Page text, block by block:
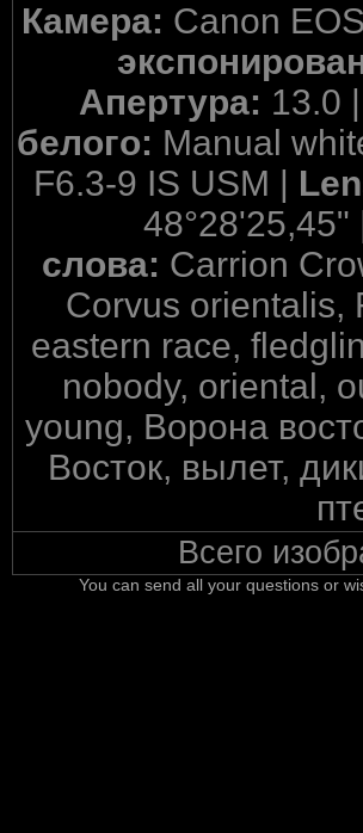
Камера: Canon
Апертура: 13.0 |
белого: Manual
F6.3-9 IS USM |
48°28'25,45"
слова: Carrion
Corvus orientalis,
eastern race,
nobody, oriental,
young, Ворона
Восток, вылет,
Всего
You can send all your questions or